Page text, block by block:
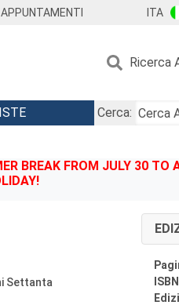
APPUNTAMENTI ITA
Ricerca
Cerca:
BREAK FROM JULY 30 TO
Settanta